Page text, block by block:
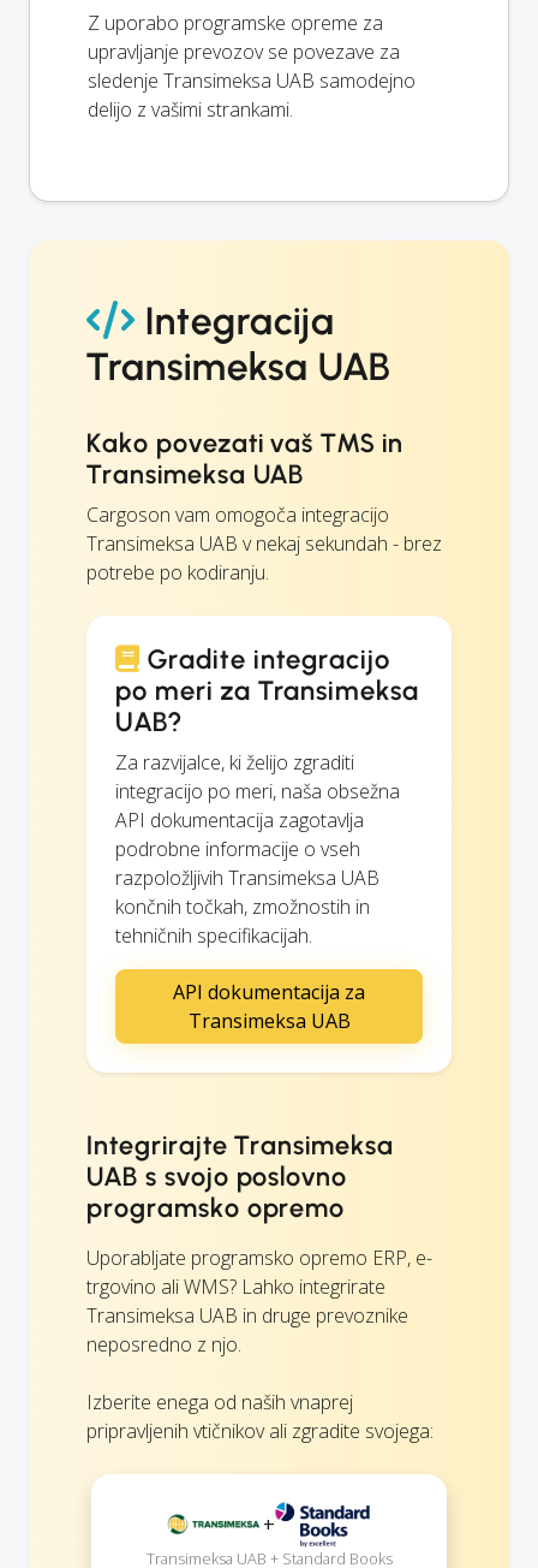
Z uporabo programske opreme za
upravljanje prevozov se povezave za
sledenje Transimeksa UAB samodejno
delijo z vašimi strankami.
Integracija
Transimeksa UAB
Kako povezati vaš TMS in
Transimeksa UAB
Cargoson vam omogoča integracijo
Transimeksa UAB v nekaj sekundah - brez
potrebe po kodiranju.
Gradite integracijo
po meri za Transimeksa
UAB?
Za razvijalce, ki želijo zgraditi
integracijo po meri, naša obsežna
API dokumentacija zagotavlja
podrobne informacije o vseh
razpoložljivih Transimeksa UAB
končnih točkah, zmožnostih in
tehničnih specifikacijah.
API dokumentacija za
Transimeksa UAB
Integrirajte Transimeksa
UAB s svojo poslovno
programsko opremo
Uporabljate programsko opremo ERP, e-
trgovino ali WMS? Lahko integrirate
Transimeksa UAB in druge prevoznike
neposredno z njo.
Izberite enega od naših vnaprej
pripravljenih vtičnikov ali zgradite svojega:
+
Transimeksa UAB + Standard Books